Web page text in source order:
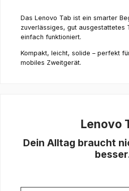
Das Lenovo Tab ist ein smarter
zuverlässiges, gut ausgestattetes
einfach funktioniert.
Kompakt, leicht, solide – perfekt
mobiles Zweitgerät.
Lenovo
Dein Alltag braucht